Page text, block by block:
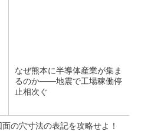
なぜ熊本に半導体産業が集ま
るのか――地震で工場稼働停
止相次ぐ
面の穴寸法の表記を攻略せよ！